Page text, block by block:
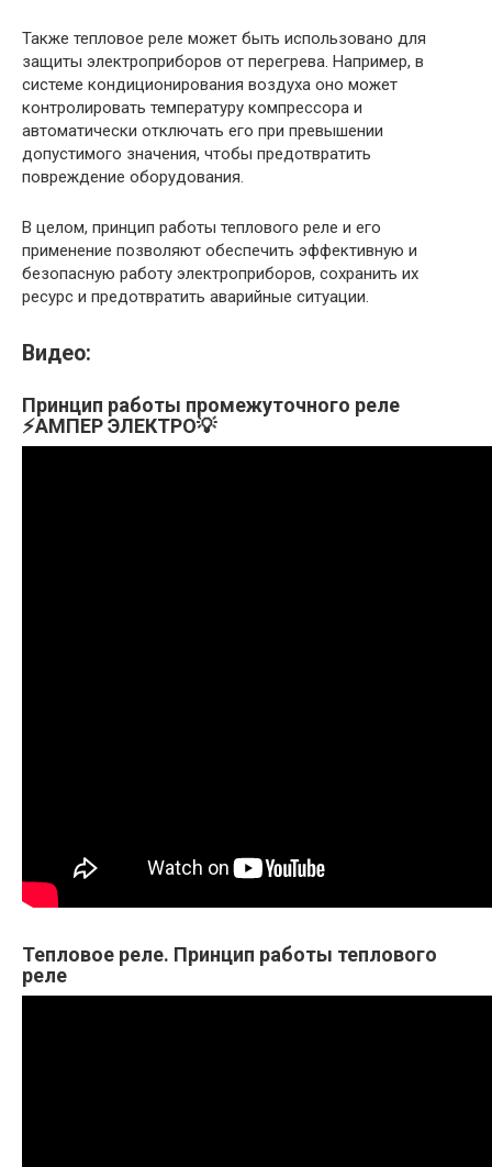
Также тепловое реле может быть использовано для
защиты электроприборов от перегрева. Например, в
системе кондиционирования воздуха оно может
контролировать температуру компрессора и
автоматически отключать его при превышении
допустимого значения, чтобы предотвратить
повреждение оборудования.
В целом, принцип работы теплового реле и его
применение позволяют обеспечить эффективную и
безопасную работу электроприборов, сохранить их
ресурс и предотвратить аварийные ситуации.
Видео:
Принцип работы промежуточного реле
⚡АМПЕР ЭЛЕКТРО💡
Тепловое реле. Принцип работы теплового
реле